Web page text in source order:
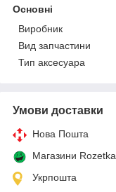
Основні
Виробник
Вид запчастини
Тип аксесуара
Умови доставки
Нова Пошта
Магазини Rozetka
Укрпошта